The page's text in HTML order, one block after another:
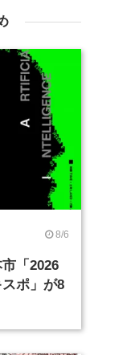
8/6
「2026
ポ」が8